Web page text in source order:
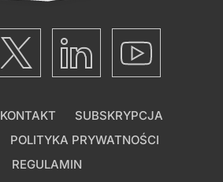
KONTAKT
SUBSKRYPCJA
POLITYKA PRYWATNOŚCI
REGULAMIN